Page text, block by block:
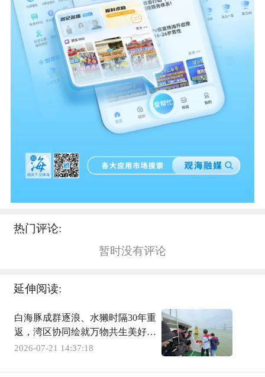
热门评论:
暂时没有评论
延伸阅读:
白海豚成群逐浪、水獭时隔30年重
返，湾区协同绘就万物共生美好画
卷
2026-07-21 14:37:18